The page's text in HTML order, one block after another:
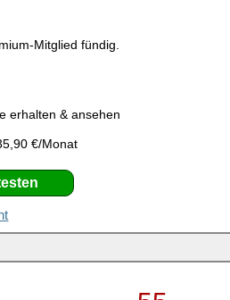
Mitglied fündig.
erhalten & ansehen
€/Monat